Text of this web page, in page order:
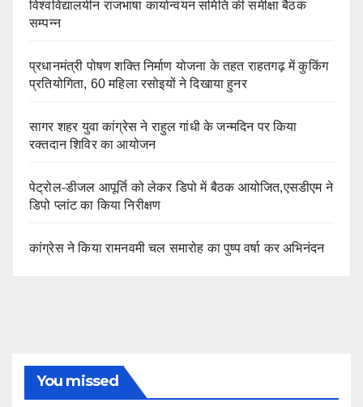
विश्वविद्यालयीन राजभाषा कार्यान्वयन समिति की समीक्षा बैठक
सम्पन्न
प्रधानमंत्री पोषण शक्ति निर्माण योजना के तहत राहतगढ़ में कुकिंग
प्रतियोगिता, 60 महिला रसोइयों ने दिखाया हुनर
सागर शहर युवा कांग्रेस ने राहुल गांधी के जन्मदिन पर किया
रक्तदान शिविर का आयोजन
पेट्रोल-डीजल आपूर्ति को लेकर डिपो में बैठक आयोजित,एसडीएम ने
डिपो प्लांट का किया निरीक्षण
कांग्रेस ने किया रामनवमी चल समारोह का पुष्प वर्षा कर अभिनंदन
You missed